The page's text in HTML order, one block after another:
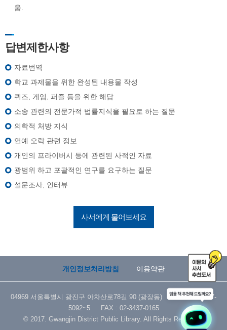
움.
답변제한사항
자료번역
학교 과제물을 위한 완성된 내용물 작성
퀴즈, 게임, 퍼즐 등을 위한 해답
소송 관련의 전문가적 법률지식을 필요로 하는 질문
의학적 처방 지식
연예 오락 관련 정보
개인의 프라이버시 등에 관련된 사적인 자료
광범위 하고 포괄적인 연구를 요구하는 질문
설문조사, 인터뷰
사서에게 물어보세요
개인정보처리방침 이용약관
04969 서울특별시 광진구 아차산로78길 90 (광장동) TEL : 02-3437-
5092~5 FAX : 02-3437-0165
© 2017. Gwangjin District Public Library. All Rights Reserved.